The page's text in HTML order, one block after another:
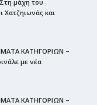
μάχη του
και
ΚΑΤΗΓΟΡΙΩΝ –
με νέα
ΚΑΤΗΓΟΡΙΩΝ –